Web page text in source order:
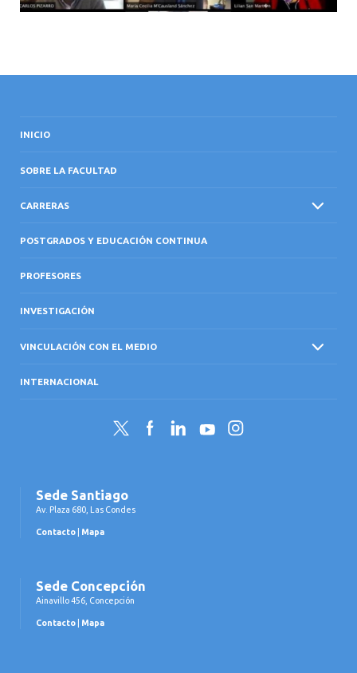
INICIO
SOBRE LA FACULTAD
CARRERAS
POSTGRADOS Y EDUCACIÓN CONTINUA
PROFESORES
INVESTIGACIÓN
VINCULACIÓN CON EL MEDIO
INTERNACIONAL
Twitter FacebookLinkedInYouTubeInstagram
Sede Santiago
Av. Plaza 680, Las Condes
Contacto Mapa
Sede Concepción
Ainavillo 456, Concepción
Contacto Mapa